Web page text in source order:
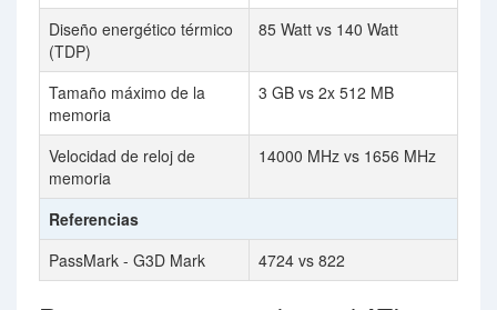
Diseño energético térmico
(TDP)
85 Watt vs 140 Watt
Tamaño máximo de la
memoria
3 GB vs 2x 512 MB
Velocidad de reloj de
memoria
14000 MHz vs 1656 MHz
Referencias
PassMark - G3D Mark
4724 vs 822